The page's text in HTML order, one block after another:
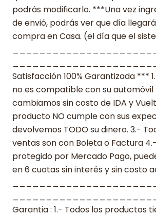
podrás modificarlo. ***Una vez
de envió, podrás ver que día
compra en Casa. (el día que el
Satisfacción 100% Garantizada ***
no es compatible con su automóvil
cambiamos sin costo de IDA y
producto NO cumple con sus
devolvemos TODO su dinero. 3.-
ventas son con Boleta o Factura
protegido por Mercado Pago,
en 6 cuotas sin interés y sin costo
Garantia : 1.- Todos los productos